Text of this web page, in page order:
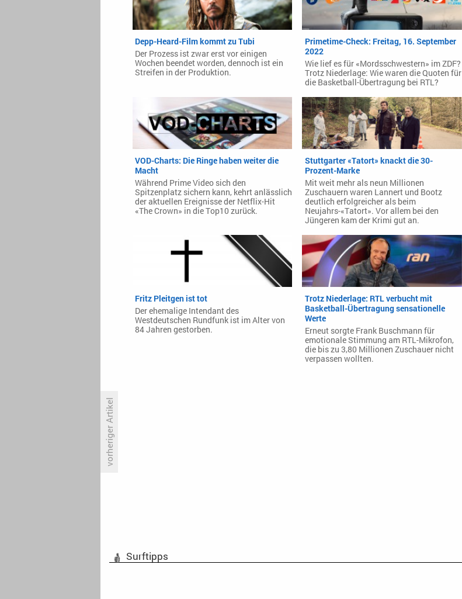
vorheriger Artikel
Depp-Heard-Film kommt zu Tubi
Der Prozess ist zwar erst vor einigen
Wochen beendet worden, dennoch ist ein
Streifen in der Produktion.
Primetime-Check: Freitag, 16. September
2022
Wie lief es für «Mordsschwestern» im ZDF?
Trotz Niederlage: Wie waren die Quoten für
die Basketball-Übertragung bei RTL?
VOD-Charts: Die Ringe haben weiter die
Macht
Während Prime Video sich den
Spitzenplatz sichern kann, kehrt anlässlich
der aktuellen Ereignisse der Netflix-Hit
«The Crown» in die Top10 zurück.
Stuttgarter «Tatort» knackt die 30-
Prozent-Marke
Mit weit mehr als neun Millionen
Zuschauern waren Lannert und Bootz
deutlich erfolgreicher als beim
Neujahrs-«Tatort». Vor allem bei den
Jüngeren kam der Krimi gut an.
Fritz Pleitgen ist tot
Der ehemalige Intendant des
Westdeutschen Rundfunk ist im Alter von
84 Jahren gestorben.
Trotz Niederlage: RTL verbucht mit
Basketball-Übertragung sensationelle
Werte
Erneut sorgte Frank Buschmann für
emotionale Stimmung am RTL-Mikrofon,
die bis zu 3,80 Millionen Zuschauer nicht
verpassen wollten.
Surftipps